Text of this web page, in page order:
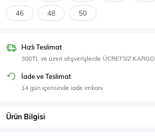
Eşofman Üstü Sweatshirt
46 48 50
Hızlı Teslimat
300TL ve üzeri alışverişlerde ÜCRETSİZ KARGO
İade ve Teslimat
14 gün içerisinde iade imkanı
Ürün Bilgisi